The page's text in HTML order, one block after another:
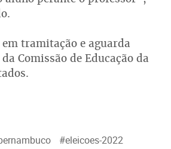
tramitação e aguarda
Comissão de Educação da
#eleicoes-2022